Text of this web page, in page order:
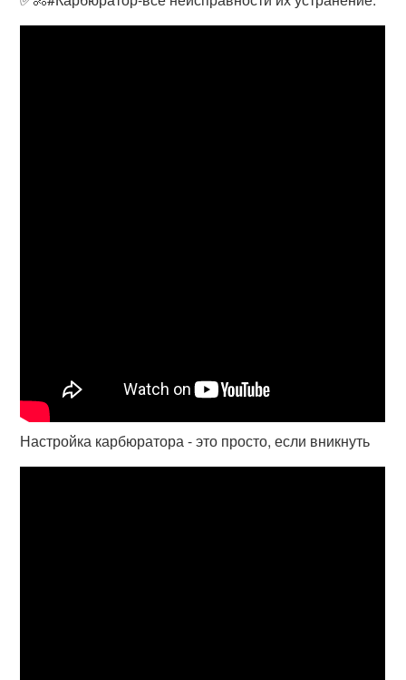
Настройка карбюратора - это просто, если вникнуть